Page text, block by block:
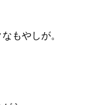
もやしが。